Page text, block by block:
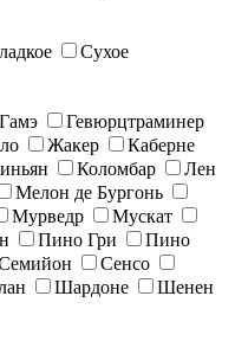
Сухое
Гамэ
Гевюрцтраминер
Жакер
Каберне
Коломбар
Лен
Мелон де Бургонь
Мурведр
Мускат
Пино Гри
Пино
Сенсо
Шардоне
Шенен